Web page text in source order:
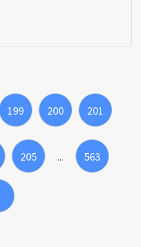
199 200 201
205 ... 563